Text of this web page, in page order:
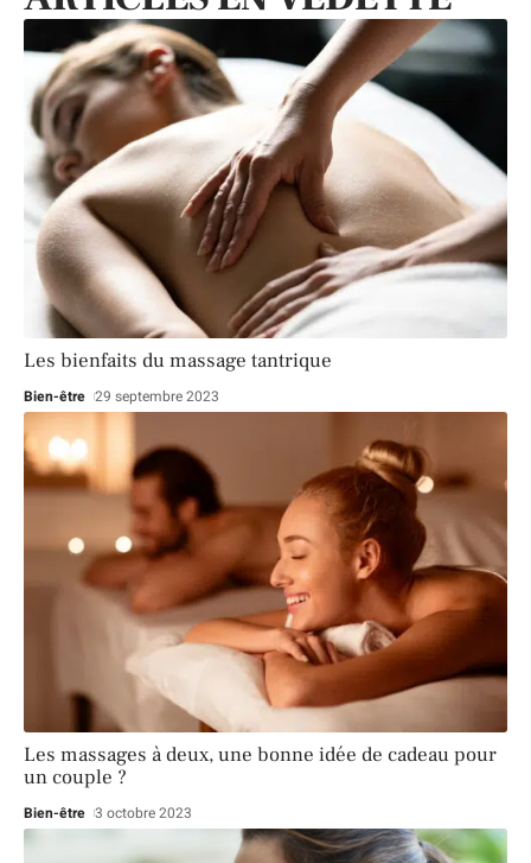
Les bienfaits du massage tantrique
Bien-être 29 septembre 2023
Les massages à deux, une bonne idée de cadeau pour
un couple ?
Bien-être 3 octobre 2023